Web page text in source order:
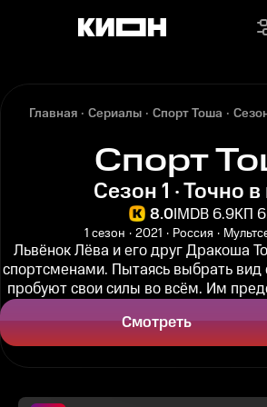
Главная Сериалы Спорт Тоша
Спорт
Сезон 1 · Точно
8.0IMDB 6.9КП
1 сезон 2021 Россия
Львёнок Лёва и его друг Дракоша
спортсменами. Пытаясь выбрать вид
пробуют свои силы во всём. Им
Смотреть